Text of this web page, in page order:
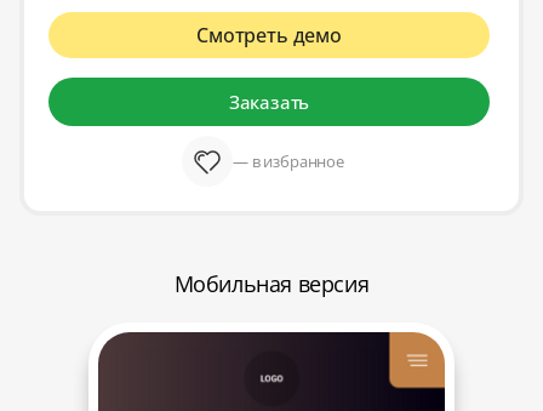
Смотреть демо
Заказать
— в избранное
Мобильная версия